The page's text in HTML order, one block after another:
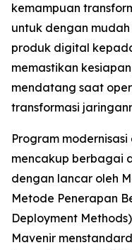
kemampuan
untuk dengan
produk digital
memastikan
mendatang saat
transformasi
Program
mencakup berbagai
dengan lancar oleh
Metode Penerapan
Deployment
Mavenir